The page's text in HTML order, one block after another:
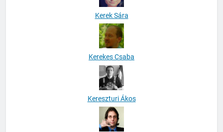
Kerek Sára
Kerekes Csaba
Kereszturi Ákos